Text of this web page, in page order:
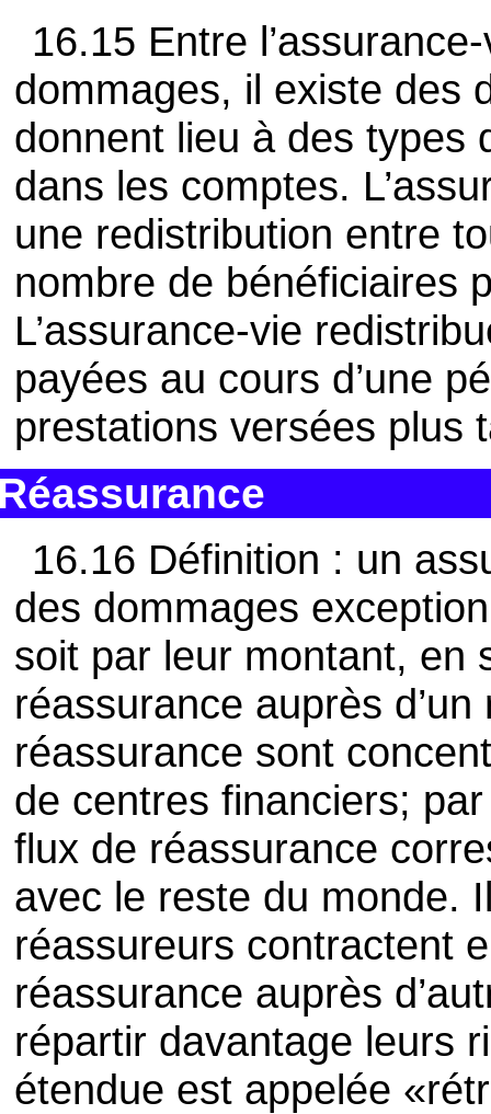
16.15 Entre
dommages, il existe des
donnent lieu à des types
dans les comptes.
une redistribution entre
nombre de bénéficiaires
L’assurance-vie
payées au cours d’une
prestations versées plus
16.16 Définition : un
des dommages
soit par leur montant, en
réassurance auprès
réassurance sont
de centres financiers;
flux de réassurance
avec le reste du monde.
réassureurs contractent
réassurance auprès
répartir davantage leurs
étendue est appelée